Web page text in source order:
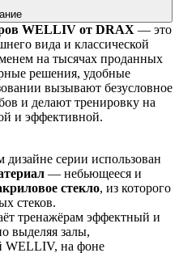
WELLIV от DRAX — это
вида и классической
на тысячах проданных
решения, удобные
вызывают безусловное
и делают тренировку на
и эффективной.
серии использован
— небьющееся и
стекло, из которого
стеков.
тренажёрам эффектный и
выделяя залы,
WELLIV, на фоне